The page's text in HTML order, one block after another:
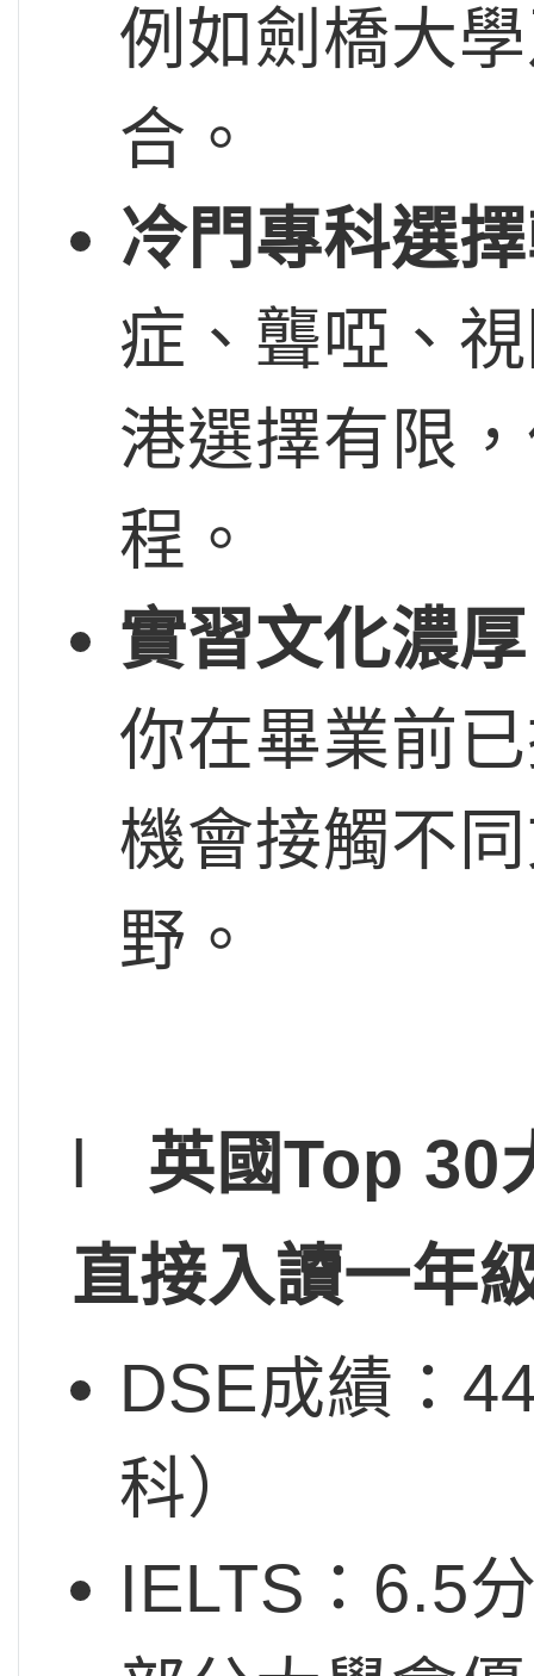
例如劍橋大
合。
冷門專科選
症、聾啞、
港選擇有限
程。
實習文化濃厚
你在畢業前
機會接觸不
野。
l 英國Top 30
直接入讀一年
DSE成績：
科）
IELTS：6.5